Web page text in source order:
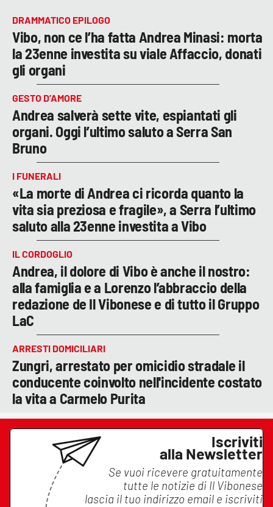
DRAMMATICO EPILOGO
Vibo, non ce l’ha fatta Andrea Minasi: morta
la 23enne investita su viale Affaccio, donati
gli organi
GESTO D’AMORE
Andrea salverà sette vite, espiantati gli
organi. Oggi l’ultimo saluto a Serra San
Bruno
I FUNERALI
«La morte di Andrea ci ricorda quanto la
vita sia preziosa e fragile», a Serra l’ultimo
saluto alla 23enne investita a Vibo
IL CORDOGLIO
Andrea, il dolore di Vibo è anche il nostro:
alla famiglia e a Lorenzo l’abbraccio della
redazione de Il Vibonese e di tutto il Gruppo
LaC
ARRESTI DOMICILIARI
Zungri, arrestato per omicidio stradale il
conducente coinvolto nell'incidente costato
la vita a Carmelo Purita
Iscriviti
alla Newsletter
Se vuoi ricevere gratuitamente
tutte le notizie di Il Vibonese
lascia il tuo indirizzo email e iscriviti